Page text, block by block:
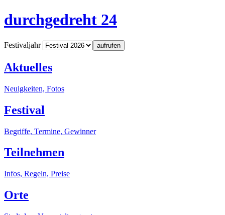
durchgedreht 24
Festivaljahr aufrufen
Aktuelles
Neuigkeiten, Fotos
Festival
Begriffe, Termine, Gewinner
Teilnehmen
Infos, Regeln, Preise
Orte